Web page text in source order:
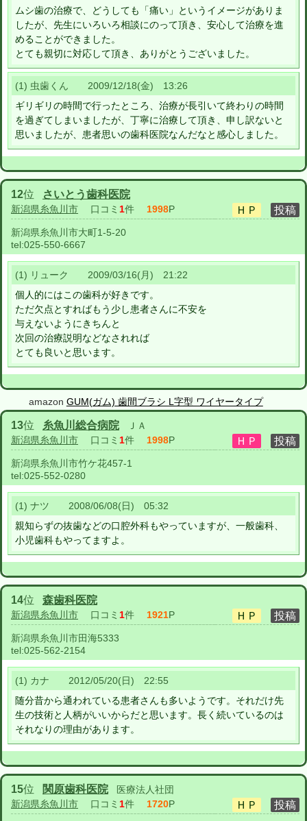
ムシ歯の治療で、どうしても「痛い」というイメージがありま
したが、先生にいろいろ相談にのって頂き、安心して治療を進
めることができました。
とても親切に対応して頂き、ありがとうございました。
(1) 虫歯くん 2009/12/18(金) 13:26
ギリギリの時間で行ったところ、治療が長引いて終わりの時間
を過ぎてしまいましたが、丁寧に治療して頂き、申し訳ないと
思いましたが、患者思いの歯科医院なんだなと感心しました。
12位 さいとう歯科医院
新潟県糸魚川市 口コミ 1件 1998P
新潟県糸魚川市大町1-5-20
tel:025-550-6667
(1) リューク 2009/03/16(月) 21:22
個人的にはこの歯科が好きです。
ただ欠点とすればもう少し患者さんに不安を
与えないようにきちんと
次回の治療説明などなされれば
とても良いと思います。
amazon GUM(ガム) 歯間ブラシ L字型 ワイヤータイプ
13位 糸魚川総合病院
ＪＡ
新潟県糸魚川市 口コミ 1件 1998P
新潟県糸魚川市竹ケ花457-1
tel:025-552-0280
(1) ナツ 2008/06/08(日) 05:32
親知らずの抜歯などの口腔外科もやっていますが、一般歯科、
小児歯科もやってますよ。
14位 森歯科医院
新潟県糸魚川市 口コミ 1件 1921P
新潟県糸魚川市田海5333
tel:025-562-2154
(1) カナ 2012/05/20(日) 22:55
随分昔から通われている患者さんも多いようです。それだけ先
生の技術と人柄がいいからだと思います。長く続いているのは
それなりの理由があります。
15位 関原歯科医院
医療法人社団
新潟県糸魚川市 口コミ 1件 1720P